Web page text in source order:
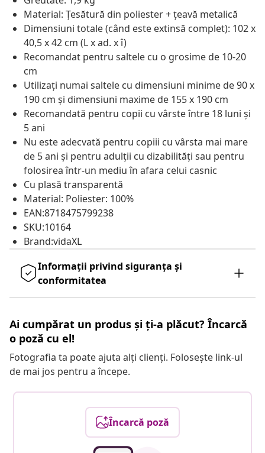
Material: Țesătură din poliester + țeavă metalică
Dimensiuni totale (când este extinsă complet): 102 x
40,5 x 42 cm (L x ad. x î)
Recomandat pentru saltele cu o grosime de 10-20
cm
Utilizați numai saltele cu dimensiuni minime de 90 x
190 cm și dimensiuni maxime de 155 x 190 cm
Recomandată pentru copii cu vârste între 18 luni și
5 ani
Nu este adecvată pentru copiii cu vârsta mai mare
de 5 ani și pentru adulții cu dizabilități sau pentru
folosirea într-un mediu în afara celui casnic
Cu plasă transparentă
Material: Poliester: 100%
EAN:8718475799238
SKU:10164
Brand:vidaXL
Informații privind siguranța și
conformitatea
Ai cumpărat un produs și ți-a plăcut? Încarcă
o poză cu el!
Fotografia ta poate ajuta alți clienți. Folosește link-ul
de mai jos pentru a începe.
Încarcă poză